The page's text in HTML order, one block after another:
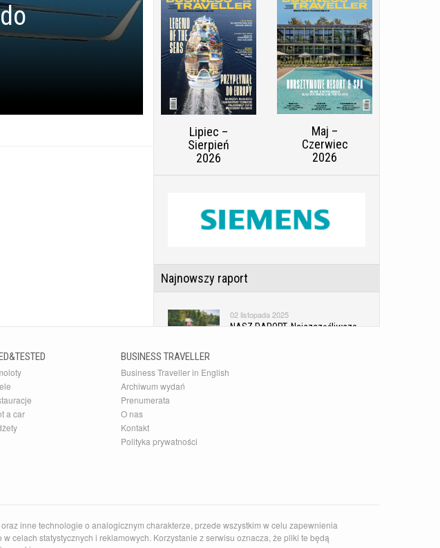
Lipiec –
Sierpień
2026
Maj –
Czerwiec
2026
Najnowszy raport
02 listopada 2025
NASZ RAPORT. Najszczęśliwsze
Najnowsza Galeria
Zaskakujące słowackie Pieniny
a car
BUSINESS TRAVELLER
Business Traveller in English
Archiwum wydań
Prenumerata
O nas
Kontakt
Polityka prywatności
oraz inne technologie o analogicznym charakterze, przede wszystkim w celu zapewnienia
celach statystycznych i reklamowych. Korzystanie z serwisu oznacza, że pliki te będą